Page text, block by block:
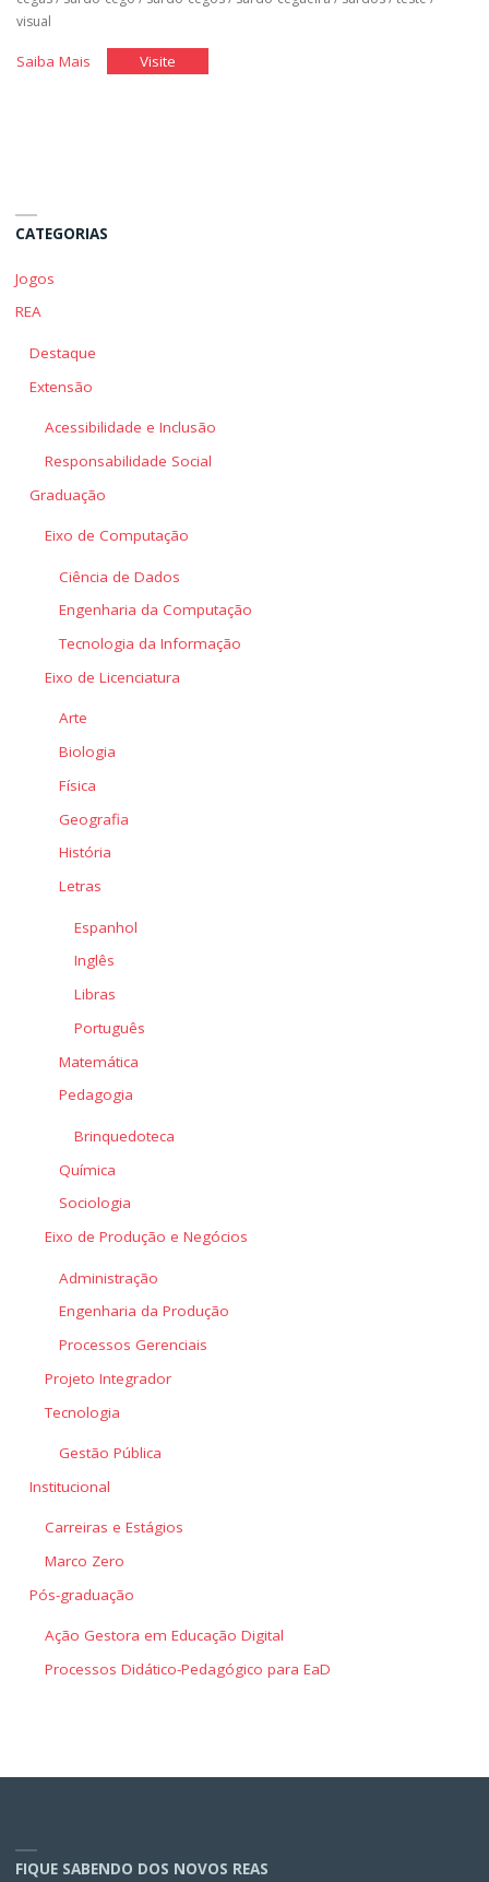
visual
Saiba Mais"Qual
Deficiência"
Visite"Qual
CATEGORIAS
Jogos
REA
Destaque
Extensão
Acessibilidade e Inclusão
Responsabilidade Social
Graduação
Eixo de Computação
Ciência de Dados
Engenharia da Computação
Tecnologia da Informação
Eixo de Licenciatura
Arte
Biologia
Física
Geografia
História
Letras
Espanhol
Inglês
Libras
Português
Matemática
Pedagogia
Brinquedoteca
Química
Sociologia
Eixo de Produção e Negócios
Administração
Engenharia da Produção
Processos Gerenciais
Projeto Integrador
Tecnologia
Gestão Pública
Institucional
Carreiras e Estágios
Marco Zero
Pós-graduação
Ação Gestora em Educação Digital
Processos Didático-Pedagógico para EaD
FIQUE SABENDO DOS NOVOS REAS